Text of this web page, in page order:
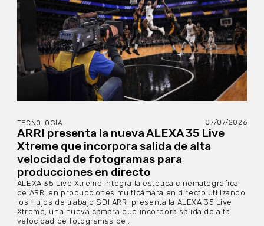
TECNOLOGÍA 07/07/2026
ARRI presenta la nueva ALEXA 35 Live
Xtreme que incorpora salida de alta
velocidad de fotogramas para
producciones en directo
ALEXA 35 Live Xtreme integra la estética cinematográfica
de ARRI en producciones multicámara en directo utilizando
los flujos de trabajo SDI ARRI presenta la ALEXA 35 Live
Xtreme, una nueva cámara que incorpora salida de alta
velocidad de fotogramas de...